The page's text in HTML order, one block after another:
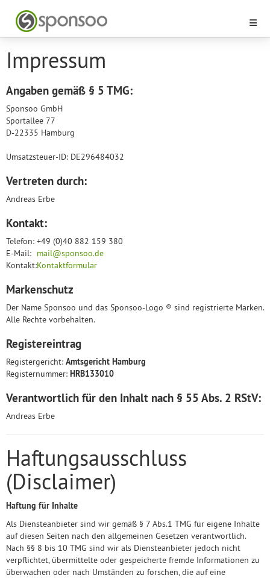
Impressum
Angaben gemäß § 5 TMG:
Sponsoo GmbH
Sportallee 77
D-22335 Hamburg
Umsatzsteuer-ID: DE296484032
Vertreten durch:
Andreas Erbe
Kontakt:
Telefon: +49 (0)40 882 159 380
E-Mail: mail@sponsoo.de
Kontakt:Kontaktformular
Markenschutz
Der Name Sponsoo und das Sponsoo-Logo ® sind registrierte Marken.
Alle Rechte vorbehalten.
Registereintrag
Registergericht: Amtsgericht Hamburg
Registernummer: HRB133010
Verantwortlich für den Inhalt nach § 55 Abs. 2 RStV:
Andreas Erbe
Haftungsausschluss
(Disclaimer)
Haftung für Inhalte
Als Diensteanbieter sind wir gemäß § 7 Abs.1 TMG für eigene Inhalte
auf diesen Seiten nach den allgemeinen Gesetzen verantwortlich.
Nach §§ 8 bis 10 TMG sind wir als Diensteanbieter jedoch nicht
verpflichtet, übermittelte oder gespeicherte fremde Informationen zu
überwachen oder nach Umständen zu forschen, die auf eine